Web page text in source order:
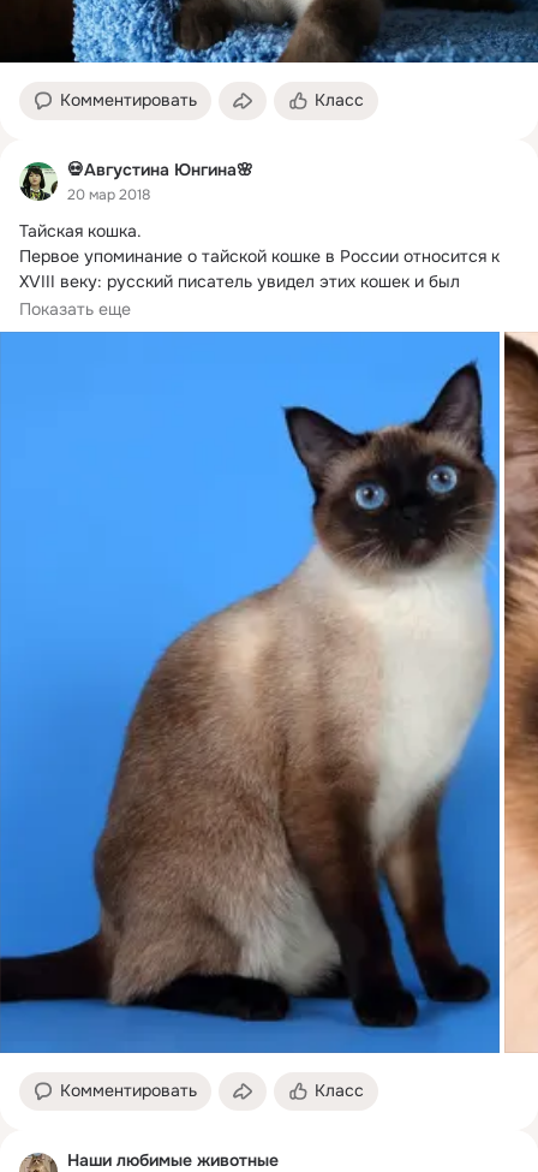
Комментировать Класс
💀Августина Юнгина🌸
20 мар 2018
Тайская кошка.
Первое упоминание о тайской кошке в России относится к
XVIII веку: русский писатель увидел этих кошек и был
удивлен...
Показать еще
Комментировать Класс
Наши любимые животные